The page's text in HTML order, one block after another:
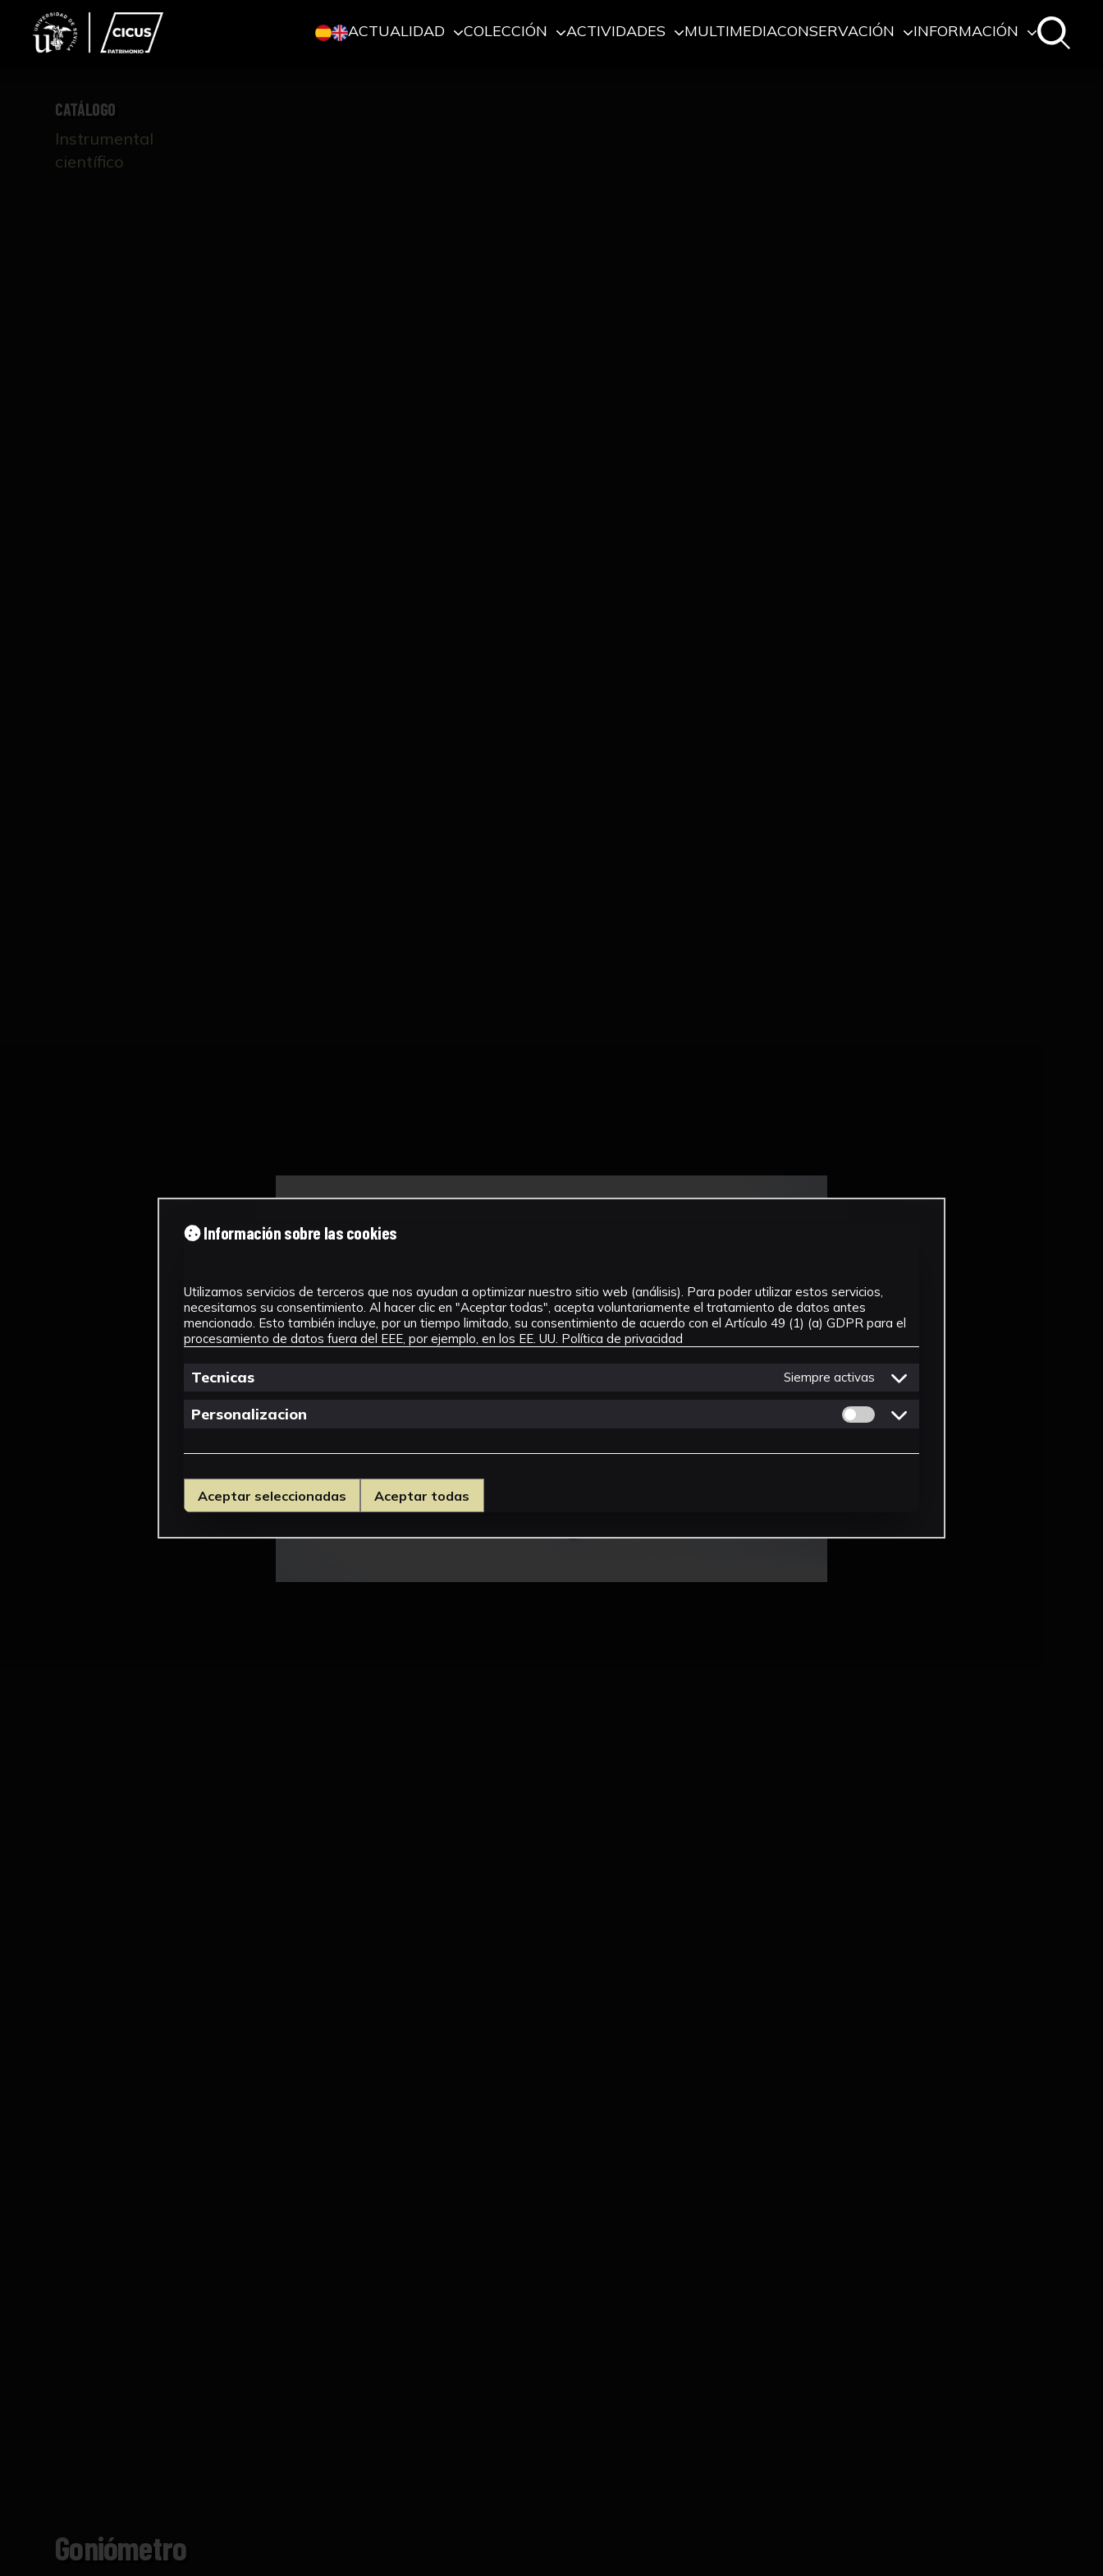
ACTUALIDAD COLECCIÓN ACTIVIDADES MULTIMEDIACONSERVACIÓN INFORMACIÓN
CATÁLOGO
Instrumental
científico
Goniómetro
Información sobre las cookies
Utilizamos servicios de terceros que nos ayudan a optimizar nuestro sitio web (análisis). Para poder utilizar estos servicios,
necesitamos su consentimiento. Al hacer clic en "Aceptar todas", acepta voluntariamente el tratamiento de datos antes
mencionado. Esto también incluye, por un tiempo limitado, su consentimiento de acuerdo con el Artículo 49 (1) (a) GDPR para el
procesamiento de datos fuera del EEE, por ejemplo, en los EE. UU. Política de privacidad
Tecnicas Siempre activas
Personalizacion Permitir cookies de Personalizacion
Aceptar seleccionadas Aceptar todas